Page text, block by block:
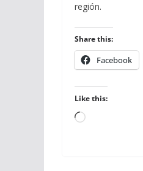
región.
Share this:
Facebook
Like this:
Loading…